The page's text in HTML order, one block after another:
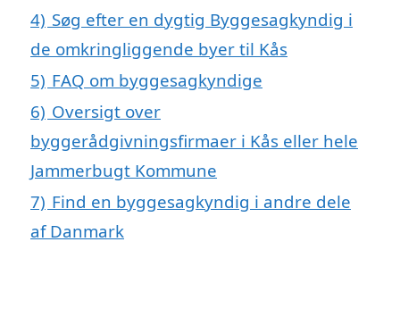
4) Søg efter en dygtig Byggesagkyndig i
de omkringliggende byer til Kås
5) FAQ om byggesagkyndige
6) Oversigt over
byggerådgivningsfirmaer i Kås eller hele
Jammerbugt Kommune
7) Find en byggesagkyndig i andre dele
af Danmark